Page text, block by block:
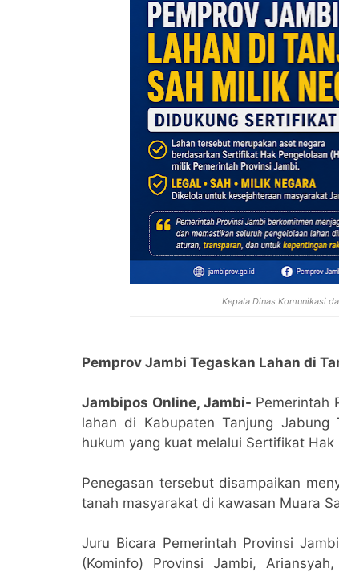
Kepala Dinas Komunikasi
Pemprov Jambi Tegaskan Lahan di
Jambipos Online, Jambi- Pemerintah
lahan di Kabupaten Tanjung
hukum yang kuat melalui Sertifikat
Penegasan tersebut disampaikan
tanah masyarakat di kawasan Muara
Juru Bicara Pemerintah Provinsi
(Kominfo) Provinsi Jambi,